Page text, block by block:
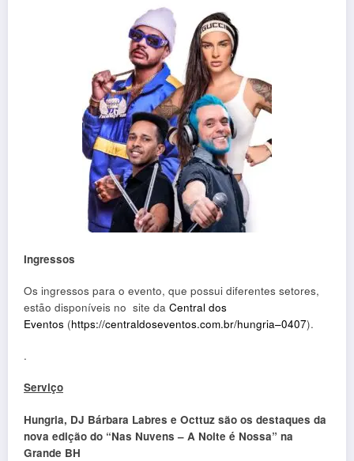
Ingressos
Os ingressos para o evento, que possui diferentes setores,
estão disponíveis no site da Central dos
Eventos (https://centraldoseventos.com.br/hungria–0407).
.
Serviço
Hungria, DJ Bárbara Labres e Octtuz são os destaques da
nova edição do “Nas Nuvens – A Noite é Nossa” na
Grande BH